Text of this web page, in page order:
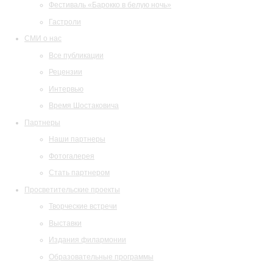
Фестиваль «Барокко в белую ночь»
Гастроли
СМИ о нас
Все публикации
Рецензии
Интервью
Время Шостаковича
Партнеры
Наши партнеры
Фотогалерея
Стать партнером
Просветительские проекты
Творческие встречи
Выставки
Издания филармонии
Образовательные программы